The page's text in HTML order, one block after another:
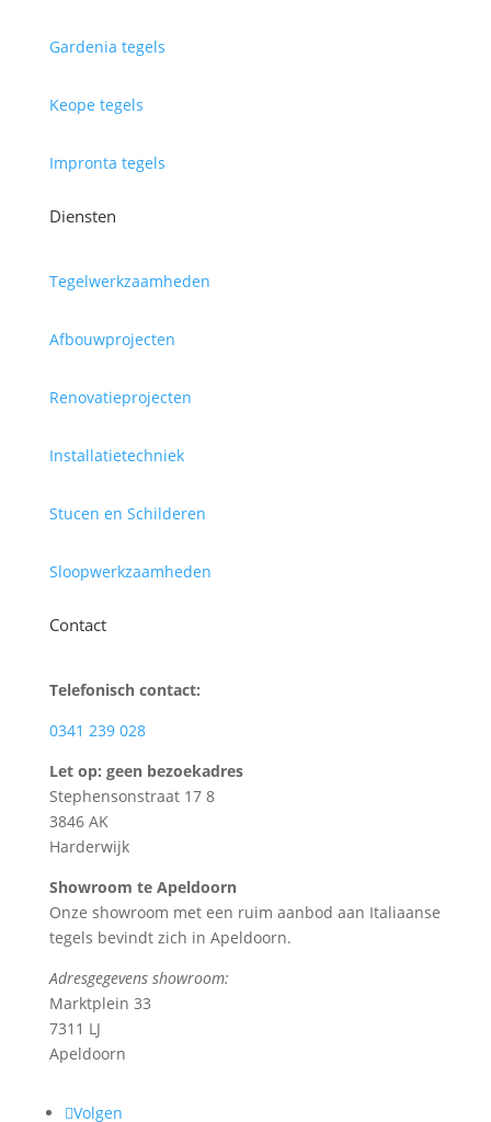
Gardenia tegels
Keope tegels
Impronta tegels
Diensten
Tegelwerkzaamheden
Afbouwprojecten
Renovatieprojecten
Installatietechniek
Stucen en Schilderen
Sloopwerkzaamheden
Contact
Telefonisch contact:
0341 239 028
Let op: geen bezoekadres
Stephensonstraat 17 8
3846 AK
Harderwijk
Showroom te Apeldoorn
Onze showroom met een ruim aanbod aan Italiaanse
tegels bevindt zich in Apeldoorn.
Adresgegevens showroom:
Marktplein 33
7311 LJ
Apeldoorn
Volgen